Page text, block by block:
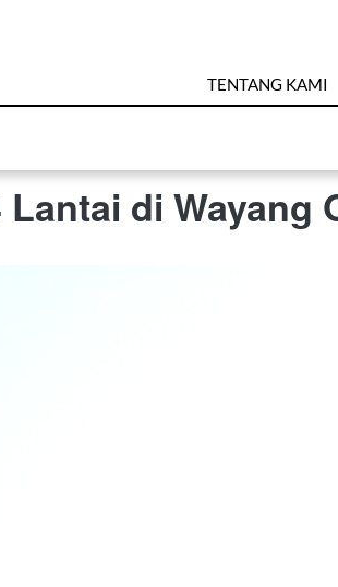
TENTANG KAMI
di Wayang